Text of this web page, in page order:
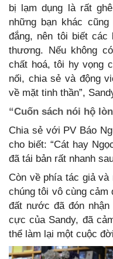
bị lạm dụng là rất
những bạn khác
đắng, nên tôi biết
thương. Nếu không
chất hoá, tôi hy vọng
nối, chia sẻ và động
về mặt tinh thần”,
“Cuốn sách nói hộ
Chia sẻ với PV Báo
cho biết: “Cát hay
đã tái bản rất nhanh
Còn về phía tác giả và
chúng tôi vô cùng cảm
đất nước đã đón
cực của Sandy, đã
thể làm lại một cuộc